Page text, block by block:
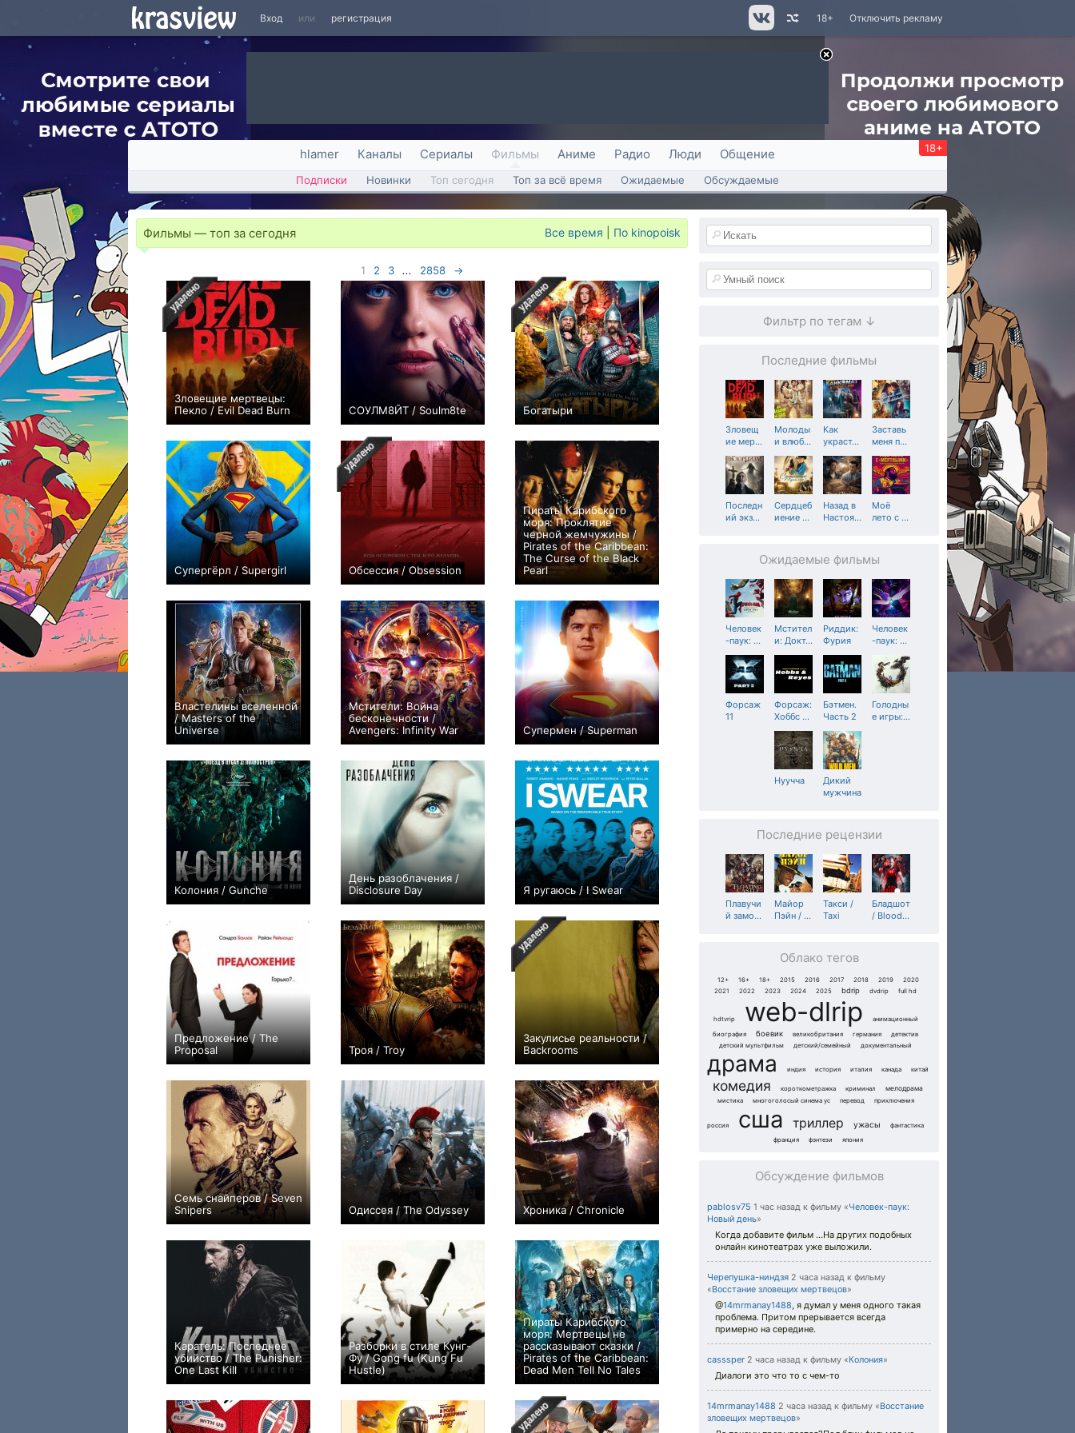
Вход или регистрация Отключить рекламу
18+
hlamer Каналы Сериалы Фильмы Аниме Радио Люди Общение 18+
Подписки Новинки Топ сегодня Топ за всё время Ожидаемые Обсуждаемые
Фильмы — топ за сегодня Все время По kinopoisk
1 2 3 ... 2858 →
Зловещие мертвецы:
Пекло / Evil Dead Burn
80
СОУЛМ8ЙТ / Soulm8te
54
Богатыри
40
Супергёрл / Supergirl
38
Обсессия / Obsession
16
Пираты Карибского
моря: Проклятие
черной жемчужины /
Pirates of the Caribbean:
The Curse of the Black
Pearl
13
Властелины вселенной
/ Masters of the
Universe
13
Мстители: Война
бесконечности /
Avengers: Infinity War
12
Супермен / Superman
12
Колония / Gunche
11
День разоблачения /
Disclosure Day
11
Я ругаюсь / I Swear
10
Предложение / The
Proposal
9
Троя / Troy
9
Закулисье реальности /
Backrooms
9
Семь снайперов / Seven
Snipers
9
Одиссея / The Odyssey
9
Хроника / Chronicle
8
Каратель: Последнее
убийство / The Punisher:
One Last Kill
8
Разборки в стиле Кунг-
Фу / Gong fu (Kung Fu
Hustle)
7
Пираты Карибского
моря: Мертвецы не
рассказывают сказки /
Pirates of the Caribbean:
Dead Men Tell No Tales
7
Фильтр по тегам ↓
Последние фильмы
Зловещ
ие мер…
Молоды
и влюб…
Как
украст…
Заставь
меня п…
Последн
ий экз…
Сердцеб
иение …
Назад в
Настоя…
Моё
лето с …
Ожидаемые фильмы
Человек
-паук: …
Мстител
и: Докт…
Риддик:
Фурия
Человек
-паук: …
Форсаж
11
Форсаж:
Хоббс …
Бэтмен.
Часть 2
Голодны
е игры:…
Нуучча
Дикий
мужчина
Последние рецензии
Плавучи
й замо…
Майор
Пэйн / …
Такси /
Taxi
Бладшот
/ Blood…
Облако тегов
12+ 16+ 18+ 2015 2016 2017 2018 2019
2020
2021
2022 2023 2024 2025 bdrip dvdrip full hd
hdtvrip web-dlrip анимационный
биография боевик великобритания германия
детектив
детский мультфильм
детский/семейный документальный
драма индия история италия канада китай
комедия короткометражка криминал мелодрама
мистика многоголосый синема ус перевод приключения
россия сша триллер ужасы
фантастика
франция
фэнтези япония
Обсуждение фильмов
pablosv75 1 час назад к фильму «Человек-паук:
Новый день»
Когда добавите фильм ...На других подобных
онлайн кинотеатрах уже выложили.
Черепушка-ниндзя 2 часа назад к фильму
«Восстание зловещих мертвецов»
@14mrmanay1488, я думал у меня одного такая
проблема. Притом прерывается всегда
примерно на середине.
casssper 2 часа назад к фильму «Колония»
Диалоги это что то с чем-то
14mrmanay1488 2 часа назад к фильму «Восстание
зловещих мертвецов»